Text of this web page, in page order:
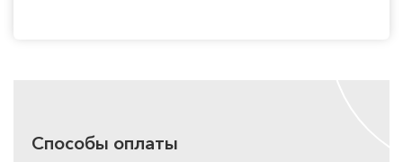
Способы оплаты